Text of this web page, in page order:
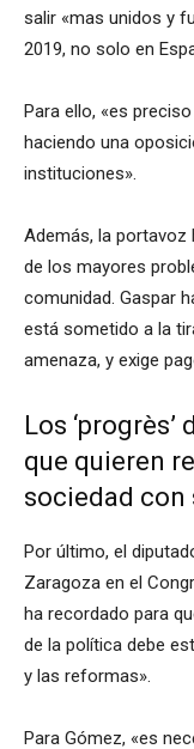
salir «mas unidos y
2019, no solo en
Para ello, «es
haciendo una
instituciones».
Además, la portavoz
de los mayores
comunidad. Gaspar
está sometido a la
amenaza, y exige
Los ‘progrès’
que quieren
sociedad
Por último, el
Zaragoza en el
ha recordado para
de la política debe
y las reformas».
Para Gómez, «es